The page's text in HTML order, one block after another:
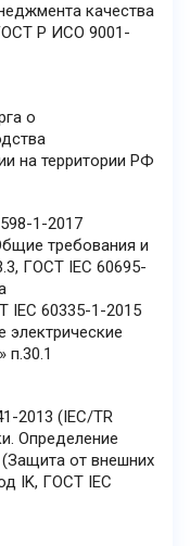
качества
Р ИСО 9001-
о
на территории РФ
1-2017
требования и
ГОСТ IEC 60695-
IEC 60335-1-2015
электрические
п.30.1
2013 (IEC/TR
Определение
от внешних
IK, ГОСТ IEC